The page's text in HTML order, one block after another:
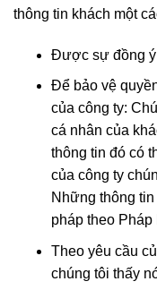
thông tin khách một
Được sự đồng ý
Để bảo vệ
của công ty:
cá nhân của
thông tin đó có
của công ty
Những thông
pháp theo Pháp
Theo yêu cầu
chúng tôi thấy